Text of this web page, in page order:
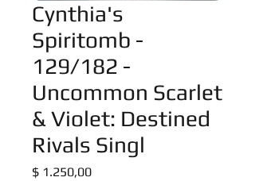
Cynthia's
Spiritomb -
129/182 -
Uncommon Scarlet
& Violet: Destined
Rivals Singl
$ 1.250,00Precio